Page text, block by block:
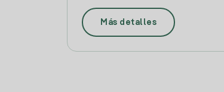
Más detalles